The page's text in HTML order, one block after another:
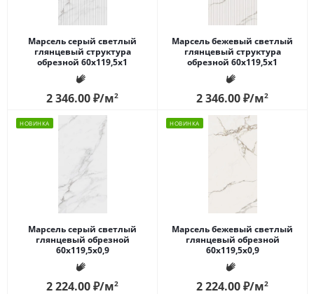
Марсель серый светлый
глянцевый структура
обрезной 60x119,5x1
2 346.00₽/м2
Марсель бежевый светлый
глянцевый структура
обрезной 60x119,5x1
2 346.00₽/м2
НОВИНКА
Марсель серый светлый
глянцевый обрезной
60x119,5x0,9
2 224.00₽/м2
НОВИНКА
Марсель бежевый светлый
глянцевый обрезной
60x119,5x0,9
2 224.00₽/м2